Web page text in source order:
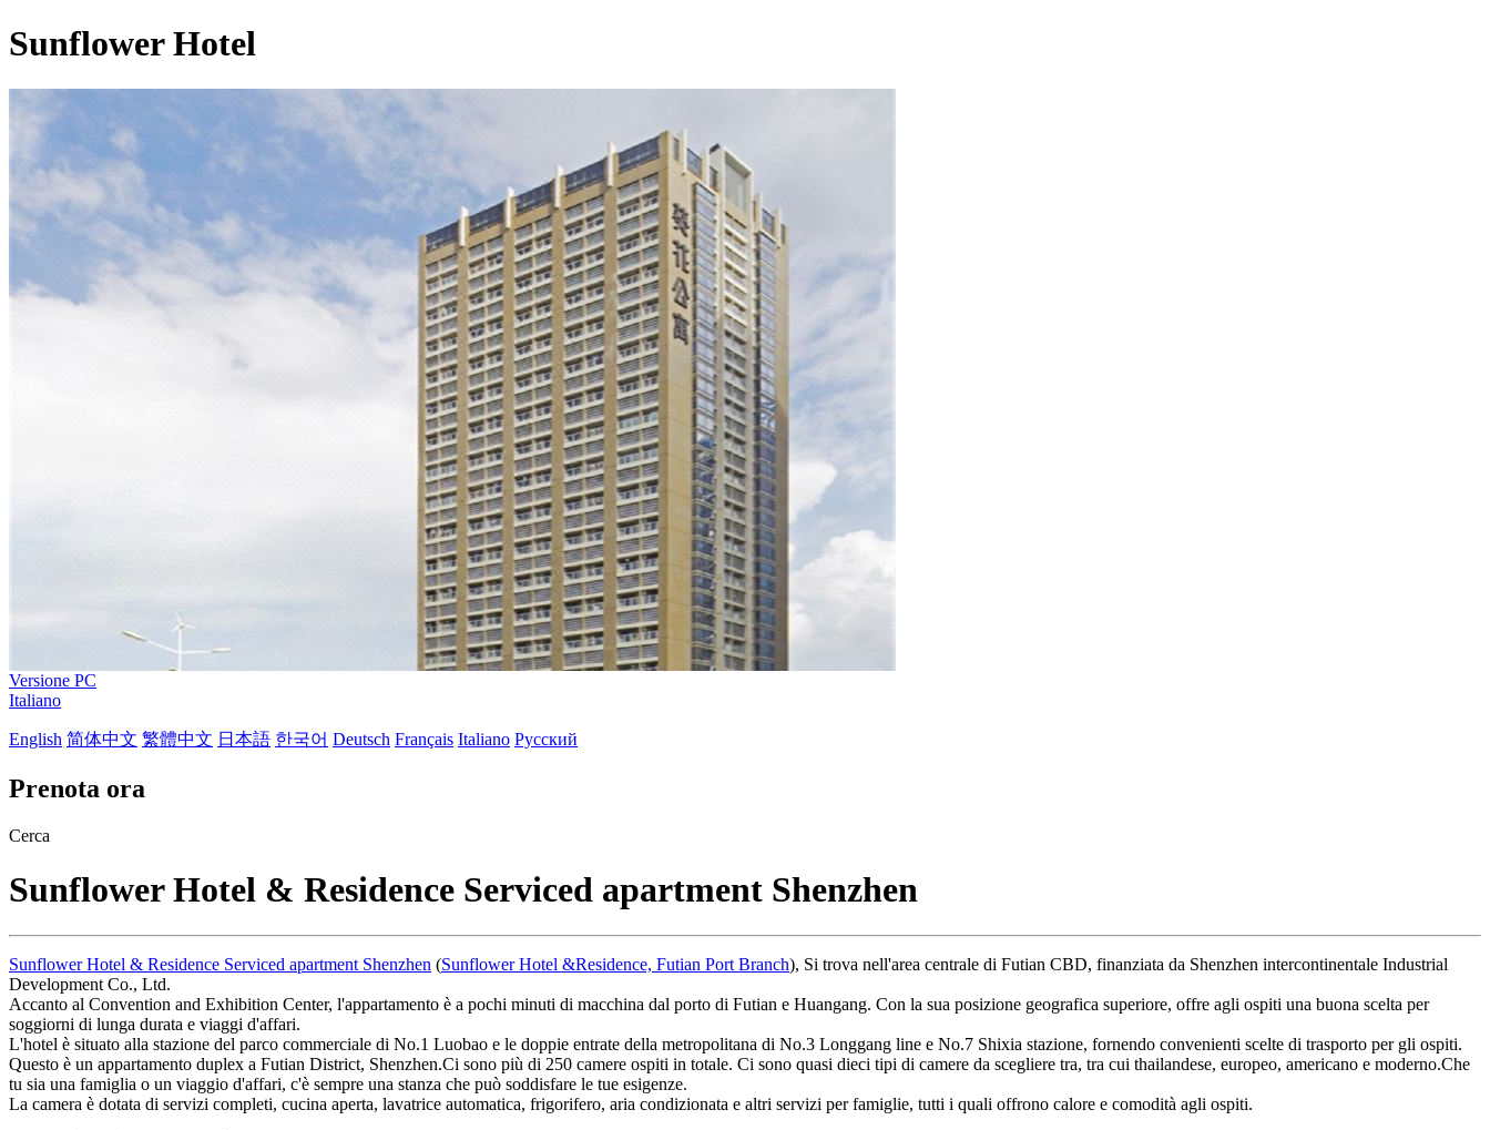
Sunflower Hotel
Versione PC
Italiano
English 简体中文 繁體中文 日本語 한국어 Deutsch Français Italiano Русский
Prenota ora
Cerca
Sunflower Hotel & Residence Serviced apartment Shenzhen
Sunflower Hotel & Residence Serviced apartment Shenzhen (Sunflower Hotel &Residence, Futian Port Branch), Si trova nell'area centrale di Futian CBD, finanziata da Shenzhen intercontinentale Industrial
Development Co., Ltd.
Accanto al Convention and Exhibition Center, l'appartamento è a pochi minuti di macchina dal porto di Futian e Huangang. Con la sua posizione geografica superiore, offre agli ospiti una buona scelta per
soggiorni di lunga durata e viaggi d'affari.
L'hotel è situato alla stazione del parco commerciale di No.1 Luobao e le doppie entrate della metropolitana di No.3 Longgang line e No.7 Shixia stazione, fornendo convenienti scelte di trasporto per gli ospiti.
Questo è un appartamento duplex a Futian District, Shenzhen.Ci sono più di 250 camere ospiti in totale. Ci sono quasi dieci tipi di camere da scegliere tra, tra cui thailandese, europeo, americano e moderno.Che
tu sia una famiglia o un viaggio d'affari, c'è sempre una stanza che può soddisfare le tue esigenze.
La camera è dotata di servizi completi, cucina aperta, lavatrice automatica, frigorifero, aria condizionata e altri servizi per famiglie, tutti i quali offrono calore e comodità agli ospiti.